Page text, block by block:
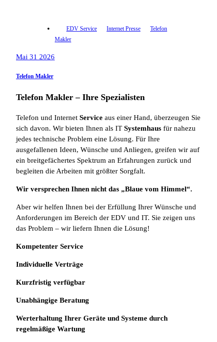
EDV Service Internet Presse
Telefon
Makler
Mai 31 2026
Telefon Makler
Telefon Makler – Ihre Spezialisten
Telefon und Internet Service aus einer Hand, überzeugen Sie
sich davon. Wir bieten Ihnen als IT Systemhaus für nahezu
jedes technische Problem eine Lösung. Für Ihre
ausgefallenen Ideen, Wünsche und Anliegen, greifen wir auf
ein breitgefächertes Spektrum an Erfahrungen zurück und
begleiten die Arbeiten mit größter Sorgfalt.
Wir versprechen Ihnen nicht das „Blaue vom Himmel“.
Aber wir helfen Ihnen bei der Erfüllung Ihrer Wünsche und
Anforderungen im Bereich der EDV und IT. Sie zeigen uns
das Problem – wir liefern Ihnen die Lösung!
Kompetenter Service
Individuelle Verträge
Kurzfristig verfügbar
Unabhängige Beratung
Werterhaltung Ihrer Geräte und Systeme durch
regelmäßige Wartung